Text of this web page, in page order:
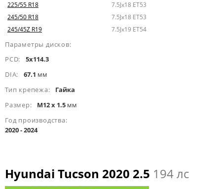
225/55 R18
7.5Jx18 ET53
245/50 R18
7.5Jx18 ET53
245/45Z R19
7.5Jx19 ET54
Параметры дисков:
PCD:
5x114.3
DIA:
67.1 мм
Тип крепежа:
Гайка
Размер:
M12 x 1.5 мм
Год производства:
2020 - 2024
Hyundai Tucson 2020 2.5 194 лс